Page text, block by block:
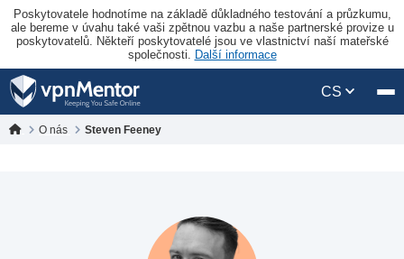
Poskytovatele hodnotíme na základě důkladného testování a průzkumu,
ale bereme v úvahu také vaši zpětnou vazbu a naše partnerské provize u
poskytovatelů. Někteří poskytovatelé jsou ve vlastnictví naší mateřské
společnosti. Další informace
CS
O nás Steven Feeney